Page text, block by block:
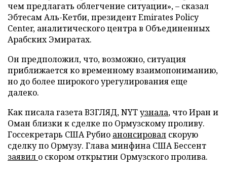
чем предлагать облегчение ситуации», – сказал
Эбтесам Аль-Кетби, президент Emirates Policy
Center, аналитического центра в Объединенных
Арабских Эмиратах.
Он предположил, что, возможно, ситуация
приближается ко временному взаимопониманию,
но до более широкого урегулирования еще
далеко.
Как писала газета ВЗГЛЯД, NYTузнала, что Иран и
Оман близки к сделке по Ормузскому проливу.
Госсекретарь США Рубио анонсировал скорую
сделку по Ормузу. Глава минфина США Бессент
заявил о скором открытии Ормузского пролива.